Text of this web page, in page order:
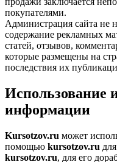
покупателями.
Администрация сайта не
содержание рекламных
статей, отзывов,
которые размещены на
последствия их
Использование
информации
Kursotzov.ru может
помощью kursotzov.ru
kursotzov.ru, для его